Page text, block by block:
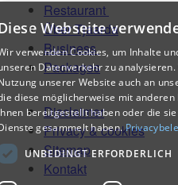
Restaurant
Über Tjaarda
Business
Packages
Disclaimer
Privacy & cookies
Sitemap
Kontakt
Webseite
verwenden Cookies, um Inhalte
Datenverkehr zu
unserer Website auch an
diese möglicherweise mit
bereitgestellt haben oder die
gesammelt haben.
UNBEDINGT ERFORDERLICH